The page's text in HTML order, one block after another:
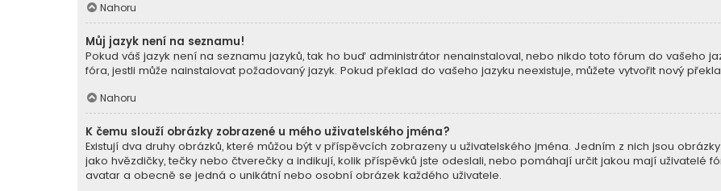
Nahoru
Můj jazyk není na seznamu!
Pokud váš jazyk není na seznamu jazyků, tak ho buď administrátor nenainstaloval, nebo nikdo toto fórum do vašeho
fóra, jestli může nainstalovat požadovaný jazyk. Pokud překlad do vašeho jazyku neexistuje, můžete vytvořit nový
Nahoru
K čemu slouží obrázky zobrazené u mého uživatelského jména?
Existují dva druhy obrázků, které můžou být v příspěvcích zobrazeny u uživatelského jména. Jedním z nich jsou
jako hvězdičky, tečky nebo čtverečky a indikují, kolik příspěvků jste odeslali, nebo pomáhají určit jakou mají uživatelé
avatar a obecně se jedná o unikátní nebo osobní obrázek každého uživatele.